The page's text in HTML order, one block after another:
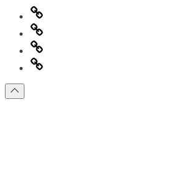
Главная
Информация
для
правообладателей
Обратная
связь
Политика
конфиденциальности